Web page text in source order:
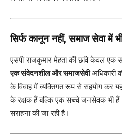
सिर्फ कानून नहीं, समाज सेवा में
एसपी राजकुमार मेहता की छवि केवल एक
एक संवेदनशील और समाजसेवीअधिकारी
के विवाह में व्यक्तिगत रूप से सहयोग कर
के रक्षक हैं बल्कि एक सच्चे जनसेवक भी
सराहना की जा रही है।